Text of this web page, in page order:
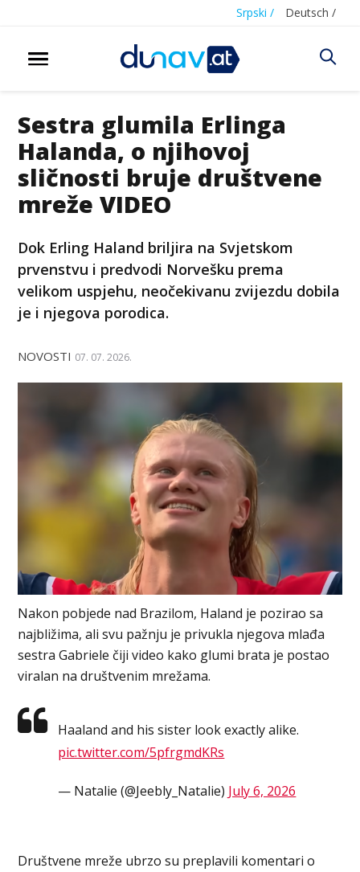
Srpski / Deutsch /
Sestra glumila Erlinga
Halanda, o njihovoj
sličnosti bruje društvene
mreže VIDEO
Dok Erling Haland briljira na Svjetskom
prvenstvu i predvodi Norvešku prema
velikom uspjehu, neočekivanu zvijezdu dobila
je i njegova porodica.
NOVOSTI 07. 07. 2026.
Nakon pobjede nad Brazilom, Haland je pozirao sa
najbližima, ali svu pažnju je privukla njegova mlađa
sestra Gabriele čiji video kako glumi brata je postao
viralan na društvenim mrežama.
Haaland and his sister look exactly alike.
pic.twitter.com/5pfrgmdKRs
— Natalie (@Jeebly_Natalie) July 6, 2026
Društvene mreže ubrzo su preplavili komentari o